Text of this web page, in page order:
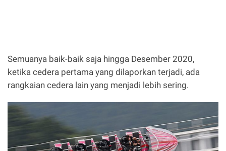
Semuanya baik-baik saja hingga Desember 2020,
ketika cedera pertama yang dilaporkan terjadi, ada
rangkaian cedera lain yang menjadi lebih sering.